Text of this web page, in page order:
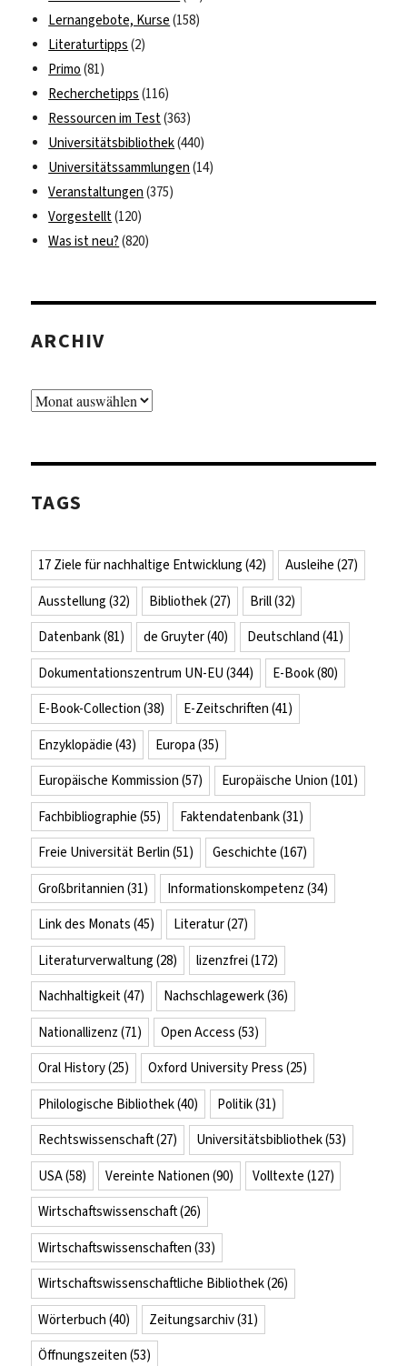
Lernangebote, Kurse (158)
Literaturtipps (2)
Primo (81)
Recherchetipps (116)
Ressourcen im Test(363)
Universitätsbibliothek(440)
Universitätssammlungen (14)
Veranstaltungen (375)
Vorgestellt(120)
Was ist neu? (820)
ARCHIV
Archiv
TAGS
17 Ziele für nachhaltige Entwicklung (42) Ausleihe (27)
Ausstellung (32) Bibliothek(27) Brill(32)
Datenbank(81) de Gruyter(40) Deutschland (41)
Dokumentationszentrum UN-EU (344) E-Book(80)
E-Book-Collection (38) E-Zeitschriften (41)
Enzyklopädie (43) Europa (35)
Europäische Kommission (57) Europäische Union (101)
Fachbibliographie (55) Faktendatenbank(31)
Freie Universität Berlin (51) Geschichte (167)
Großbritannien (31) Informationskompetenz (34)
Link des Monats (45) Literatur(27)
Literaturverwaltung (28) lizenzfrei (172)
Nachhaltigkeit(47) Nachschlagewerk(36)
Nationallizenz (71) Open Access (53)
Oral History(25) Oxford University Press (25)
Philologische Bibliothek(40) Politik(31)
Rechtswissenschaft(27) Universitätsbibliothek(53)
USA(58) Vereinte Nationen (90) Volltexte (127)
Wirtschaftswissenschaft(26)
Wirtschaftswissenschaften (33)
Wirtschaftswissenschaftliche Bibliothek(26)
Wörterbuch (40) Zeitungsarchiv(31)
Öffnungszeiten (53)